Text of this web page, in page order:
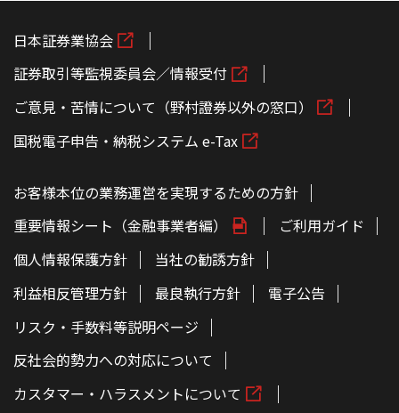
日本証券業協会
証券取引等監視委員会／情報受付
ご意見・苦情について（野村證券以外の窓口）
国税電子申告・納税システム e-Tax
お客様本位の業務運営を実現するための方針
重要情報シート（金融事業者編）
ご利用ガイド
個人情報保護方針
当社の勧誘方針
利益相反管理方針
最良執行方針
電子公告
リスク・手数料等説明ページ
反社会的勢力への対応について
カスタマー・ハラスメントについて